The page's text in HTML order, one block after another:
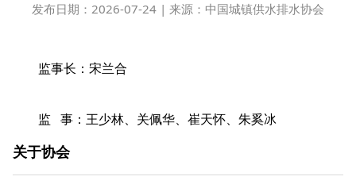
关于协会
发布日期： 2026-07-24 | 来源：中国城镇供水排水协会
监事长：宋兰合
监 事：王少林、关佩华、崔天怀、朱奚冰